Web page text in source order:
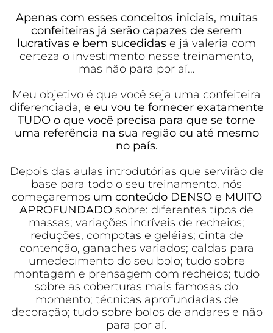
Apenas com esses conceitos iniciais, muitas
confeiteiras já serão capazes de serem
lucrativas e bem sucedidas e já valeria com
certeza o investimento nesse treinamento,
mas não para por aí...
Meu objetivo é que você seja uma confeiteira
diferenciada, e eu vou te fornecer exatamente
TUDO o que você precisa para que se torne
uma referência na sua região ou até mesmo
no país.
Depois das aulas introdutórias que servirão de
base para todo o seu treinamento, nós
começaremos um conteúdo DENSO e MUITO
APROFUNDADO sobre: diferentes tipos de
massas; variações incríveis de recheios;
reduções, compotas e geléias; cinta de
contenção, ganaches variados; caldas para
umedecimento do seu bolo; tudo sobre
montagem e prensagem com recheios; tudo
sobre as coberturas mais famosas do
momento; técnicas aprofundadas de
decoração; tudo sobre bolos de andares e não
para por aí.